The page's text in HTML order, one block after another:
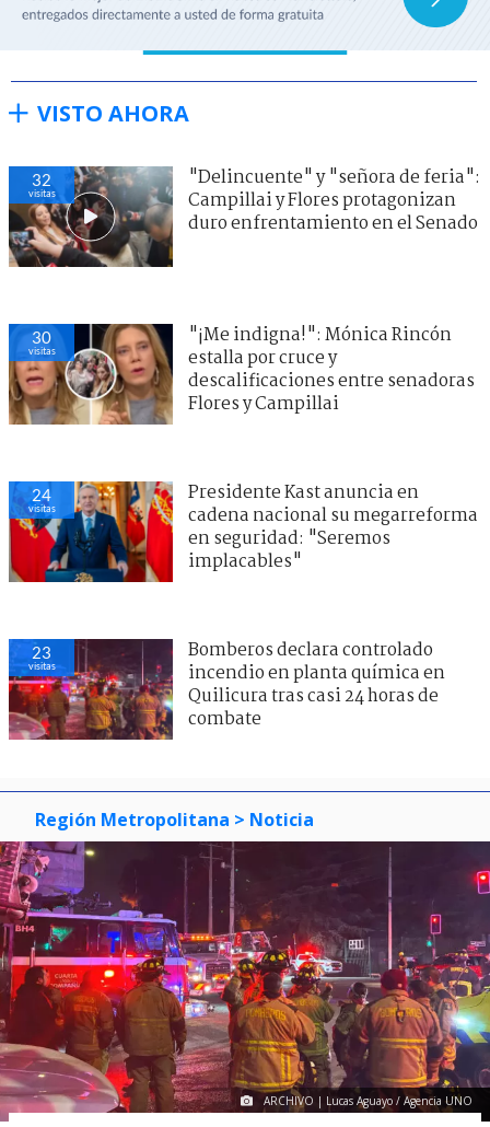
VISTO AHORA
32
visitas
"Delincuente" y "señora de feria":
Campillai y Flores protagonizan
duro enfrentamiento en el Senado
30
visitas
"¡Me indigna!": Mónica Rincón
estalla por cruce y
descalificaciones entre senadoras
Flores y Campillai
24
visitas
Presidente Kast anuncia en
cadena nacional su megarreforma
en seguridad: "Seremos
implacables"
23
visitas
Bomberos declara controlado
incendio en planta química en
Quilicura tras casi 24 horas de
combate
Región Metropolitana > Noticia
ARCHIVO | Lucas Aguayo / Agencia UNO